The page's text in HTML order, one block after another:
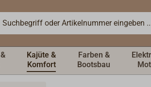
Kajüte &
Komfort
Farben &
Bootsbau